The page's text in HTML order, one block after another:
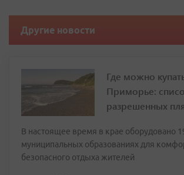
Другие новости
Где можно
Приморье:
разрешенных
В настоящее время в крае оборудовано
муниципальных образованиях для
безопасного отдыха жителей